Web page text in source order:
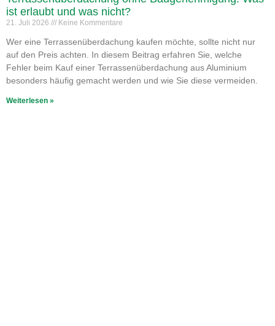
ist erlaubt und was nicht?
21. Juli 2026 Keine Kommentare
Wer eine Terrassenüberdachung kaufen möchte, sollte nicht nur
auf den Preis achten. In diesem Beitrag erfahren Sie, welche
Fehler beim Kauf einer Terrassenüberdachung aus Aluminium
besonders häufig gemacht werden und wie Sie diese vermeiden.
Weiterlesen »